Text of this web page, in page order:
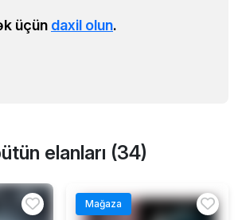
üçün daxil olun.
elanları (34)
Mağaza